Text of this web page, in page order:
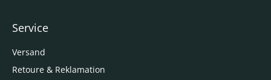
Service
Versand
Retoure & Reklamation